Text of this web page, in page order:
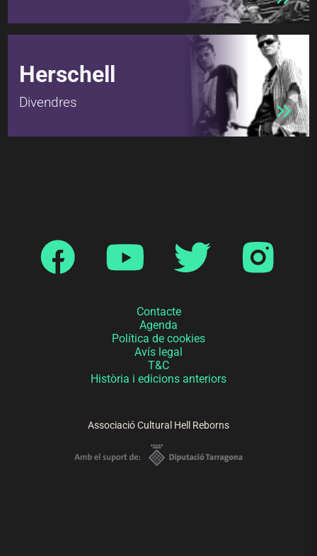
Herschell
Divendres
Contacte
Agenda
Política de cookies
Avís legal
T&C
Història i edicions anteriors
Associació Cultural Hell Reborns